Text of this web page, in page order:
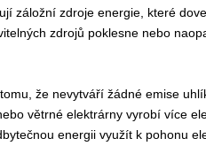
záložní zdroje energie, které
zdrojů poklesne nebo
že nevytváří žádné emise
větrné elektrárny vyrobí více
energii využít k pohonu